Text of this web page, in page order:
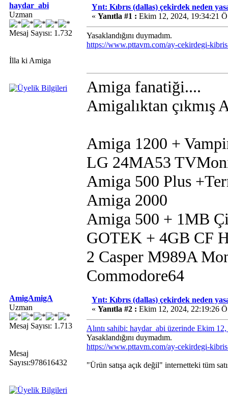
haydar_abi
Uzman
Mesaj Sayısı: 1.732
İlla ki Amiga
Ynt: Kıbrıs (dallas) çekirdek neden
« Yanıtla #1 : Ekim 12, 2024, 19:34:21
Yasaklandığını duymadım.
https://www.pttavm.com/ay-cekirdegi-
Amiga fanatiği....
Amigalıktan çıkmış
Amiga 1200 +
LG 24MA53
Amiga 500 Plus
Amiga 2000
Amiga 500 + 1MB
GOTEK + 4GB CF
2 Casper M989A
Commodore64
AmigAmigA
Uzman
Mesaj Sayısı: 1.713
Mesaj
Sayısı:978616432
Ynt: Kıbrıs (dallas) çekirdek neden
« Yanıtla #2 : Ekim 12, 2024, 22:19:26
Alıntı sahibi: haydar_abi üzerinde Ekim
Yasaklandığını duymadım.
https://www.pttavm.com/ay-cekirdegi-
"Ürün satışa açık değil" internetteki tüm